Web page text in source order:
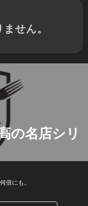
せん。
の名店シリ
倍にも。